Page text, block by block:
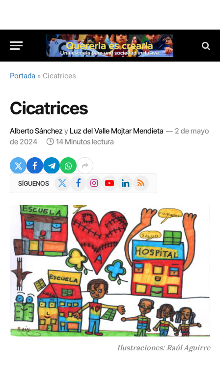
Portada » Cicatrices
Cicatrices
Alberto SánchezyLuz del Valle Mojtar Mendieta
2 de mayo
de 2024
14 Minutos lectura
SÍGUENOS FacebookInstagramYouTubeLinkedIn
RSS
Ilustraciones: Raúl Aguirre